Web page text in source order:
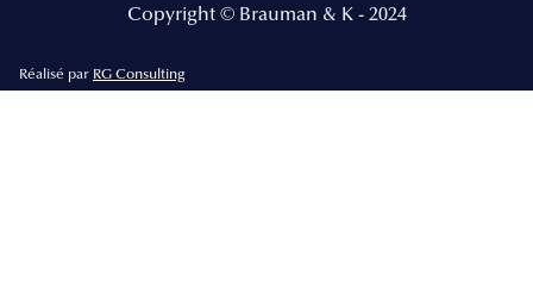
Copyright © Brauman & K - 2024
Réalisé par RG Consulting